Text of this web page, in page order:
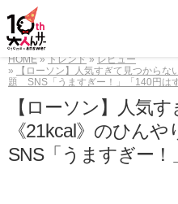
HOME トレンド
レビュー
【ローソン】人気すぎて見つから
題 SNS「うますぎー！」「140円はす
【ローソン】人気
《21kcal》のひん
SNS「うますぎー！